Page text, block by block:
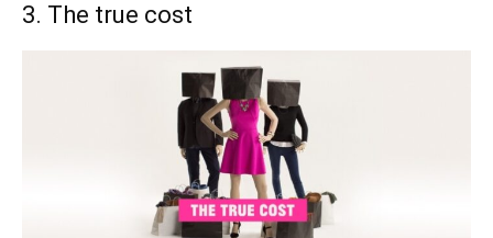
3. The true cost